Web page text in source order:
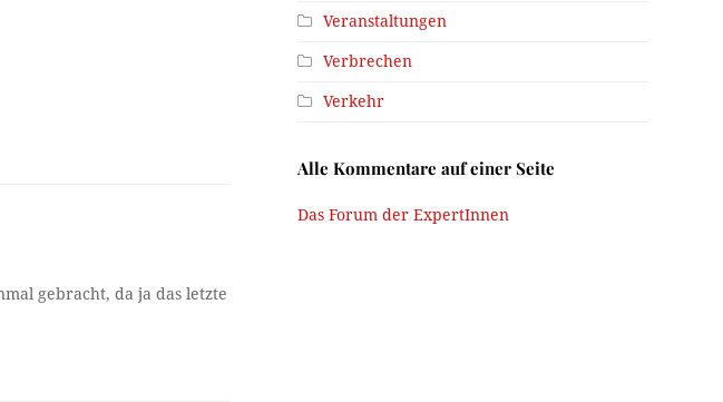
gebracht, da ja das letzte
Veranstaltungen
Verbrechen
Verkehr
Alle Kommentare auf einer Seite
Das Forum der ExpertInnen